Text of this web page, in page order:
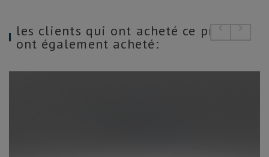
les clients qui ont acheté ce produit
ont également acheté: